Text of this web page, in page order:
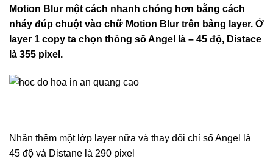
Motion Blur một cách nhanh chóng hơn bằng cách
nháy đúp chuột vào chữ Motion Blur trên bảng layer. Ở
layer 1 copy ta chọn thông số Angel là – 45 độ, Distace
là 355 pixel.
Nhân thêm một lớp layer nữa và thay đổi chỉ số Angel là
45 độ và Distane là 290 pixel